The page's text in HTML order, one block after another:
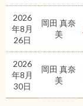
2026
年8月
26日
岡田 真奈
美
2026
年8月
30日
岡田 真奈
美